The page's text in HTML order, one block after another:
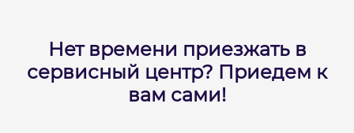
Нет времени приезжать в
сервисный центр? Приедем к
вам сами!